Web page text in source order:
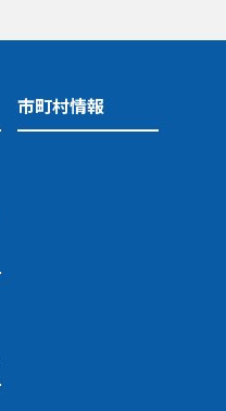
市町村情報